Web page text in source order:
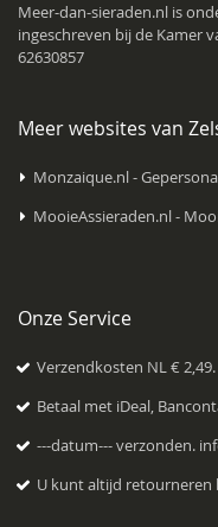
Meer-dan-sieraden.nl is
ingeschreven bij de Kamer
62630857
Meer websites van
Monzaique.nl -
MooieAssieraden.nl -
Onze Service
Verzendkosten NL €
Betaal met iDeal,
---datum--- verzonden.
U kunt altijd retourneren